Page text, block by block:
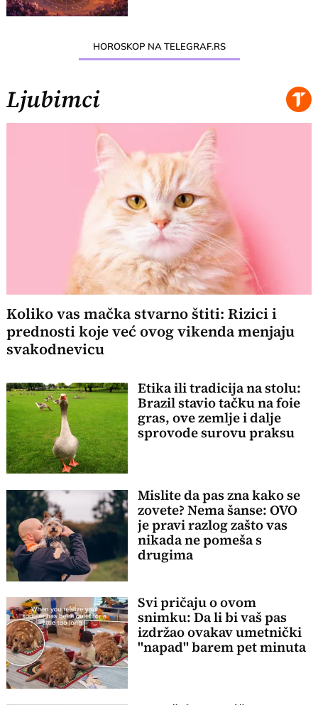
HOROSKOP NA TELEGRAF.RS
Ljubimci
Koliko vas mačka stvarno štiti: Rizici i
prednosti koje već ovog vikenda menjaju
svakodnevicu
Etika ili tradicija na stolu:
Brazil stavio tačku na foie
gras, ove zemlje i dalje
sprovode surovu praksu
Mislite da pas zna kako se
zovete? Nema šanse: OVO
je pravi razlog zašto vas
nikada ne pomeša s
drugima
Svi pričaju o ovom
snimku: Da li bi vaš pas
izdržao ovakav umetnički
"napad" barem pet minuta